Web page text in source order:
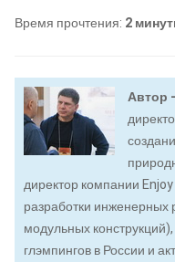
Время прочтения: 2
Автор
директор компании
разработки инженерных
модульных
глэмпингов в России и